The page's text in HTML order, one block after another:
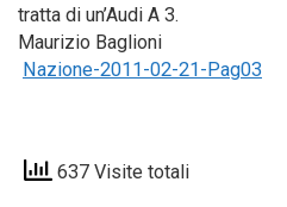
tratta di un’Audi A 3.
Maurizio Baglioni
Nazione-2011-02-21-Pag03
637 Visite totali